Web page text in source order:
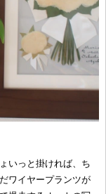
いっと掛ければ、ち
ワイヤープランツが